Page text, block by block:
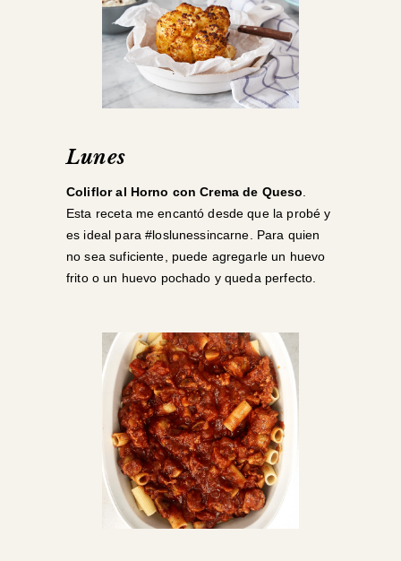
Lunes
Coliflor al Horno con Crema de Queso
Esta receta me encantó desde que la probé y
es ideal para #loslunessincarne. Para quien
no sea suficiente, puede agregarle un huevo
frito o un huevo pochado y queda perfecto.